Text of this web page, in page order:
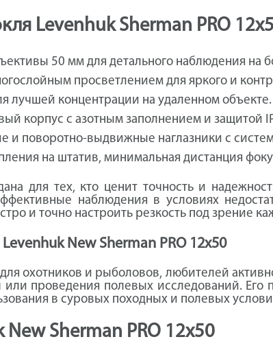
Levenhuk Sherman PRO
50 мм для детального наблюдения на
просветлением для яркого и
лучшей концентрации на удаленном объекте.
корпус с азотным заполнением и защитой
и поворотно-выдвижные наглазники с
на штатив, минимальная дистанция
для тех, кто ценит точность и
наблюдения в условиях
и точно настроить резкость под зрение
New Sherman PRO 12x50
охотников и рыболовов, любителей
проведения полевых исследований. Его
в суровых походных и полевых
Sherman PRO 12x50